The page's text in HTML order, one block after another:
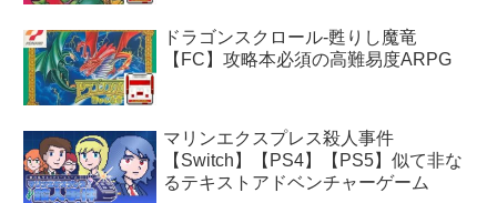
ドラゴンスクロール-甦りし魔竜
【FC】攻略本必須の高難易度ARPG
マリンエクスプレス殺人事件
【Switch】【PS4】【PS5】似て非な
るテキストアドベンチャーゲーム